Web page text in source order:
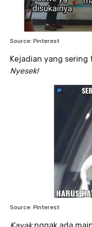
Source: Pinterest
Kejadian yang
Nyesek!
Source: Pinterest